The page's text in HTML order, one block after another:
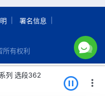
署名信息
所有权利
列 选段362